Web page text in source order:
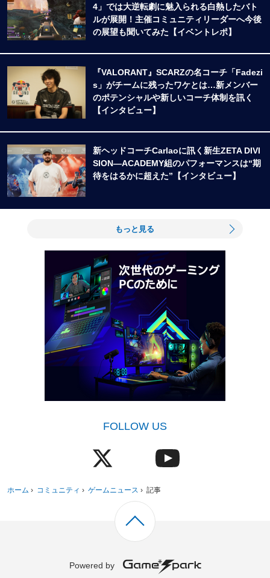
4」では大逆転劇に魅入られる白熱したバト
ルが展開！主催コミュニティリーダーへ今後
の展望も聞いてみた【イベントレポ】
『VALORANT』SCARZの名コーチ「Fadezi
s」がチームに残ったワケとは…新メンバー
のポテンシャルや新しいコーチ体制を訊く
【インタビュー】
新ヘッドコーチCarlaoに訊く新生ZETA DIVI
SION―ACADEMY組のパフォーマンスは“期
待をはるかに超えた”【インタビュー】
もっと見る
FOLLOW US
ホーム › コミュニティ › ゲームニュース › 記事
Powered by